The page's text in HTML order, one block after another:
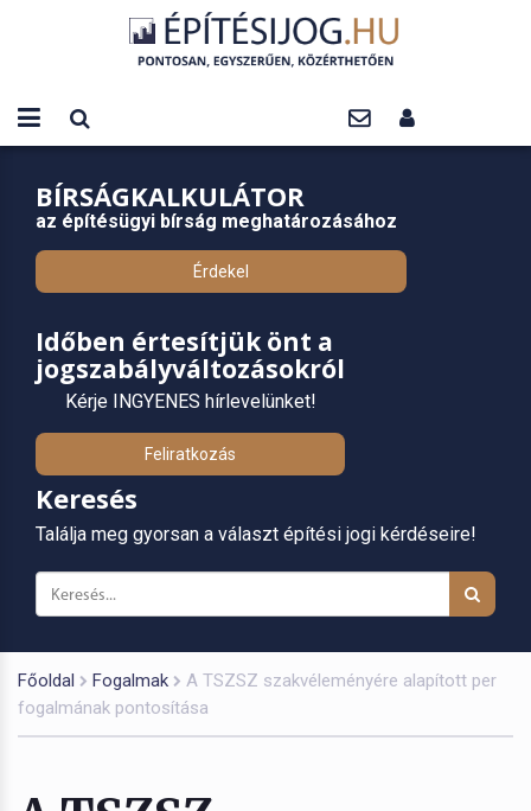
BÍRSÁGKALKULÁTOR
az építésügyi bírság meghatározásához
Érdekel
Időben értesítjük önt a
jogszabályváltozásokról
Kérje INGYENES hírlevelünket!
Feliratkozás
Keresés
Találja meg gyorsan a választ építési jogi kérdéseire!
Főoldal Fogalmak
A TSZSZ szakvéleményére alapított per
fogalmának pontosítása